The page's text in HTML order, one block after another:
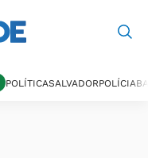
POLÍTICASALVADORPOLÍCIA